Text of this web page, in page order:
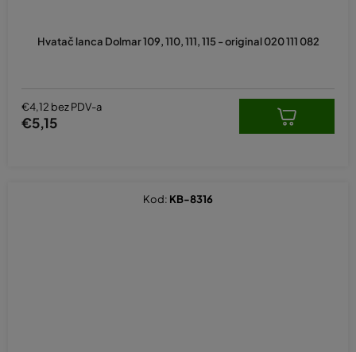
Hvatač lanca Dolmar 109, 110, 111, 115 - original 020 111 082
€4,12 bez PDV-a
€5,15
Kod: KB-8316